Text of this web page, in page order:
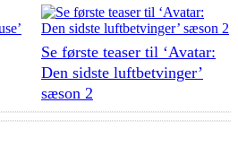
Se første teaser til ‘Avatar:
Den sidste luftbetvinger’
sæson 2